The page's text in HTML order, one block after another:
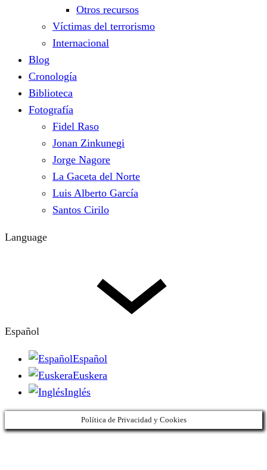
Otros recursos
Víctimas del terrorismo
Internacional
Blog
Cronología
Biblioteca
Fotografía
Fidel Raso
Jonan Zinkunegi
Jorge Nagore
La Gaceta del Norte
Luis Alberto García
Santos Cirilo
Language
Español
Español
Euskera
Inglés
Política de Privacidad y Cookies